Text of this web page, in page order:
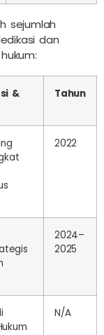
sejumlah
dan
&
Tahun
2022
2024–
2025
N/A